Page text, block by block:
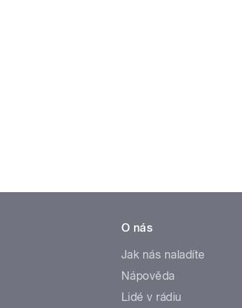
O nás
Jak nás naladíte
Nápověda
Lidé v rádiu